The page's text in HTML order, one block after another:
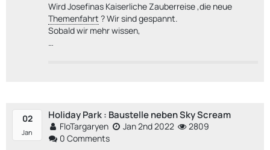
Wird Josefinas Kaiserliche Zauberreise ,die neue
Themenfahrt ? Wir sind gespannt.
Sobald wir mehr wissen,
…
02
Jan
Holiday Park : Baustelle neben Sky Scream
FloTargaryen Jan 2nd 2022
2809
0 Comments